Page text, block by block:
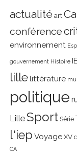
actualité art
conférence
environnement
gouvernement Histoire
lillelittérature
politique
LilleSport Série
l'iep Voyage XV
CA